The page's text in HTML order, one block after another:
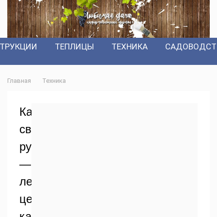
ТЕПЛИЦЫ ТЕХНИКА
Главная Техника
Картофелесажалка
своими
руками
—
ленточная,
цепная,